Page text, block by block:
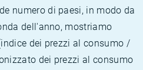
numero di paesi, in modo da
dell'anno, mostriamo
dei prezzi al consumo /
dei prezzi al consumo